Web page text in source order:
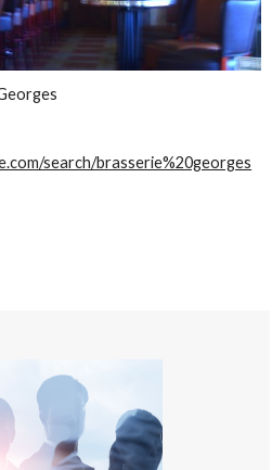
search/brasserie%20georges